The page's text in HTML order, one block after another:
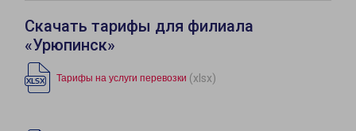
Скачать тарифы для филиала
«Урюпинск»
Тарифы на услуги перевозки (xlsx)